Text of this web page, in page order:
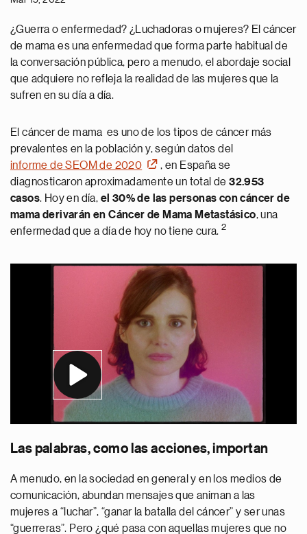
¿Guerra o enfermedad? ¿Luchadoras o mujeres? El cáncer
de mama es una enfermedad que forma parte habitual de
la conversación pública, pero a menudo, el abordaje social
que adquiere no refleja la realidad de las mujeres que la
sufren en su día a día.
El cáncer de mama es uno de los tipos de cáncer más
prevalentes en la población y, según datos del
informe de SEOM de 2020
, en España se
diagnosticaron aproximadamente un total de32.953
casos. Hoy en día, el 30% de las personas con cáncer de
mama derivarán en Cáncer de Mama Metastásico, una
enfermedad que a día de hoy no tiene cura.2
Las palabras, como las acciones, importan
A menudo, en la sociedad en general y en los medios de
comunicación, abundan mensajes que animan a las
mujeres a “luchar”, “ganar la batalla del cáncer” y ser unas
“guerreras”. Pero ¿qué pasa con aquellas mujeres que no